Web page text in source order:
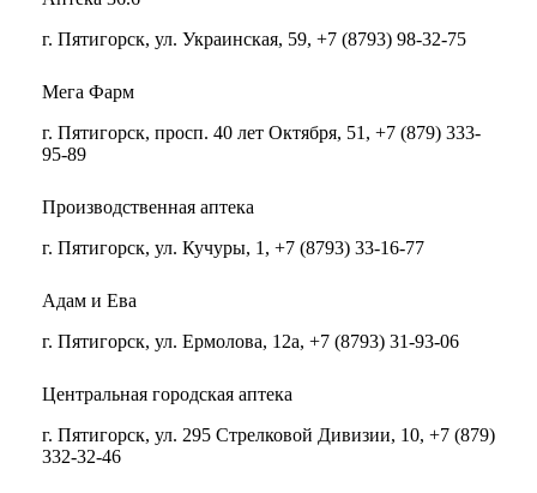
г. Пятигорск, ул. Украинская, 59, +7 (8793) 98-32-75
Мега Фарм
г. Пятигорск, просп. 40 лет Октября, 51, +7 (879) 333-
95-89
Производственная аптека
г. Пятигорск, ул. Кучуры, 1, +7 (8793) 33-16-77
Адам и Ева
г. Пятигорск, ул. Ермолова, 12а, +7 (8793) 31-93-06
Центральная городская аптека
г. Пятигорск, ул. 295 Стрелковой Дивизии, 10, +7 (879)
332-32-46